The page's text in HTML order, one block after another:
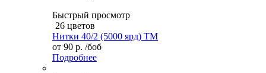
Быстрый просмотр
26 цветов
Нитки 40/2 (5000 ярд) ТМ
от 90 р. /боб
Подробнее